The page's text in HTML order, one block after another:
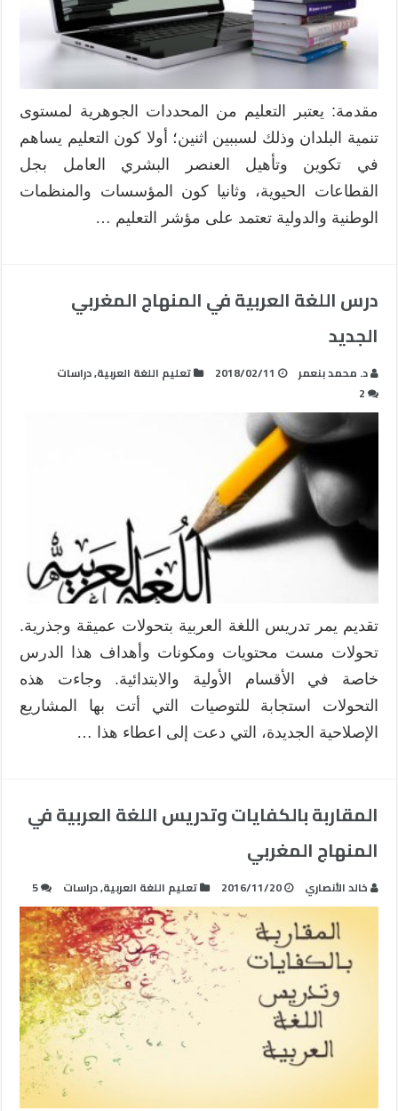
والتعليمية
بالمغرب
مغلقة
مقدمة: يعتبر التعليم من المحددات الجوهرية لمستوى
تنمية البلدان وذلك لسببين اثنين؛ أولا كون التعليم يساهم
في تكوين وتأهيل العنصر البشري العامل بجل
القطاعات الحيوية، وثانيا كون المؤسسات والمنظمات
الوطنية والدولية تعتمد على مؤشر التعليم …
درس اللغة العربية في المنهاج المغربي
الجديد
د. محمد بنعمر 2018/02/11 تعليم اللغة العربية,دراسات
2
تقديم يمر تدريس اللغة العربية بتحولات عميقة وجذرية.
تحولات مست محتويات ومكونات وأهداف هذا الدرس
خاصة في الأقسام الأولية والابتدائية. وجاءت هذه
التحولات استجابة للتوصيات التي أتت بها المشاريع
الإصلاحية الجديدة، التي دعت إلى اعطاء هذا …
المقاربة بالكفايات وتدريس اللغة العربية في
المنهاج المغربي
خالد الأنصاري 2016/11/20 تعليم اللغة العربية,دراسات 5